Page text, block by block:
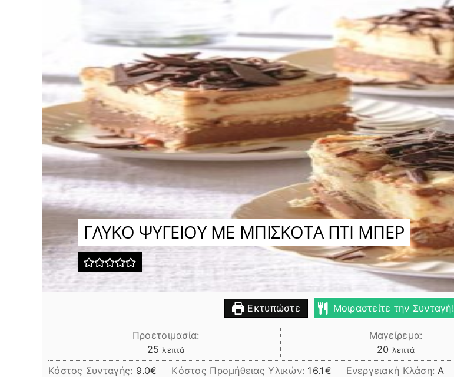
ΓΛΥΚΟ ΨΥΓΕΙΟΥ ΜΕ ΜΠΙΣΚΟΤΑ ΠΤΙ ΜΠΕΡ
Εκτυπώστε Μοιραστείτε την Συνταγή!
Προετοιμασία:
25 λεπτά
λεπτά
Μαγείρεμα:
20 λεπτά
λεπτά
Κόστος Συνταγής: 9.0€ Kόστος Προμήθειας Υλικών: 16.1 Ενεργειακή Κλάση: A